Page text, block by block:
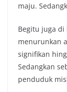
maju.
Begitu juga
menurunkan
signifikan
Sedangkan
penduduk